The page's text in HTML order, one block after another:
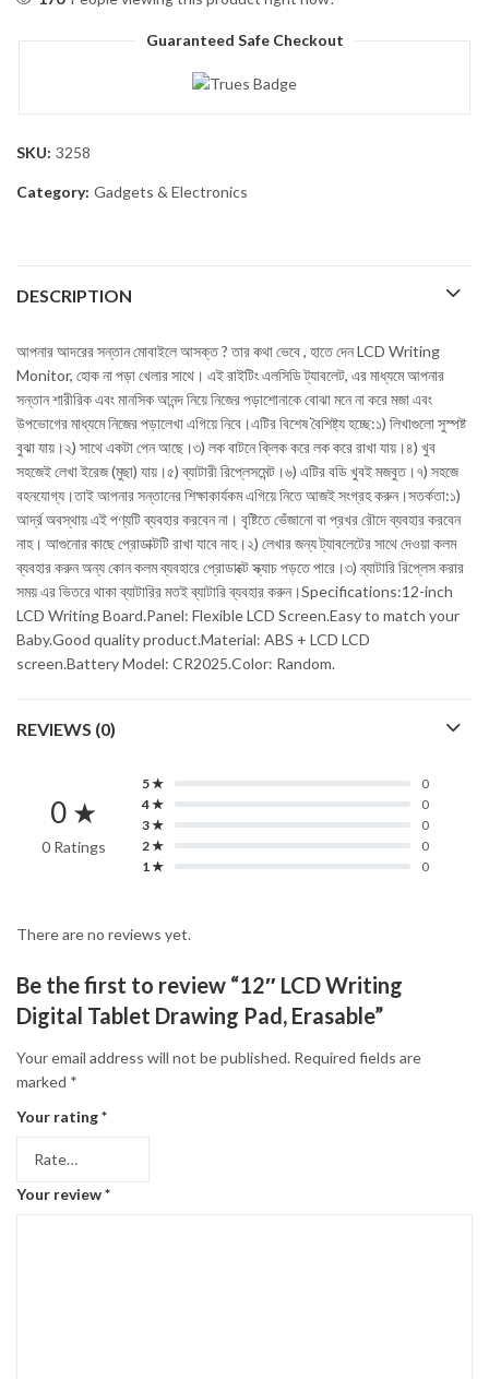
Guaranteed Safe Checkout
SKU: 3258
Category: Gadgets & Electronics
DESCRIPTION
আপনার আদরের সন্তান মোবাইলে আসক্ত ? তার কথা ভেবে , হাতে দেন LCD Writing
Monitor, হোক না পড়া খেলার সাথে। এই রাইটিং এলসিডি ট্যাবলেট, এর মাধ্যমে আপনার
সন্তান শারীরিক এবং মানসিক আনন্দ নিয়ে নিজের পড়াশোনাকে বোঝা মনে না করে মজা এবং
উপভোগের মাধ্যমে নিজের পড়ালেখা এগিয়ে নিবে।এটির বিশেষ বৈশিষ্ট্য হচ্ছে:১) লিখাগুলো সুস্পষ্ট
বুঝা যায়।২) সাথে একটা পেন আছে।৩) লক বাটনে ক্লিক করে লক করে রাখা যায়।৪) খুব
সহজেই লেখা ইরেজ (মুছা) যায়।৫) ব্যাটারী রিপ্লেসমেন্ট।৬) এটির বডি খুবই মজবুত।৭) সহজে
বহনযোগ্য।তাই আপনার সন্তানের শিক্ষাকার্যকম এগিয়ে নিতে আজই সংগ্রহ করুন।সতর্কতা:১)
আর্দ্র অবস্থায় এই পণ্যটি ব্যবহার করবেন না। বৃষ্টিতে ভেঁজানো বা প্রখর রৌদে ব্যবহার করবেন
নাহ। আগুনোর কাছে প্রোডাক্টটি রাখা যাবে নাহ।২) লেখার জন্য ট্যাবলেটের সাথে দেওয়া কলম
ব্যবহার করুন অন্য কোন কলম ব্যবহারে প্রোডাক্টে স্ক্যাচ পড়তে পারে।৩) ব্যাটারি রিপ্লেস করার
সময় এর ভিতরে থাকা ব্যাটারির মতই ব্যাটারি ব্যবহার করুন।Specifications:12-inch
LCD Writing Board.Panel: Flexible LCD Screen.Easy to match your
Baby.Good quality product.Material: ABS + LCD LCD
screen.Battery Model: CR2025.Color: Random.
REVIEWS (0)
0 ★
0 Ratings
5 ★
0
4 ★
0
3 ★
0
2 ★
0
1 ★
0
There are no reviews yet.
Be the first to review “12″ LCD Writing
Digital Tablet Drawing Pad, Erasable”
Your email address will not be published. Required fields are
marked *
Your rating*
Your review*